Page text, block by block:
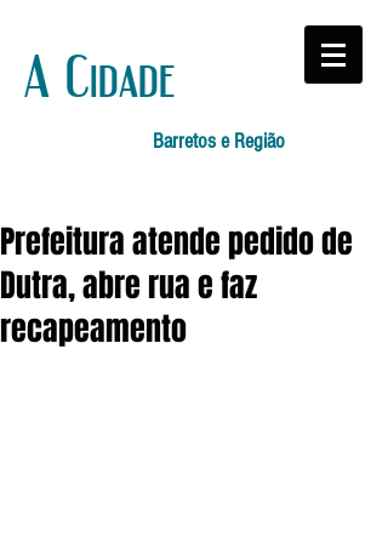
A Cidade
Barretos e Região
Prefeitura atende pedido de
Dutra, abre rua e faz
recapeamento